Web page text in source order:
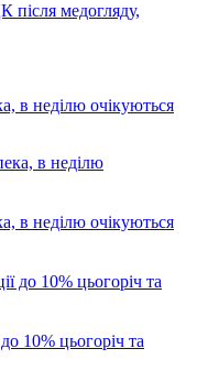
медогляду,
в неділю очікуються
в неділю очікуються
10% цьогоріч та